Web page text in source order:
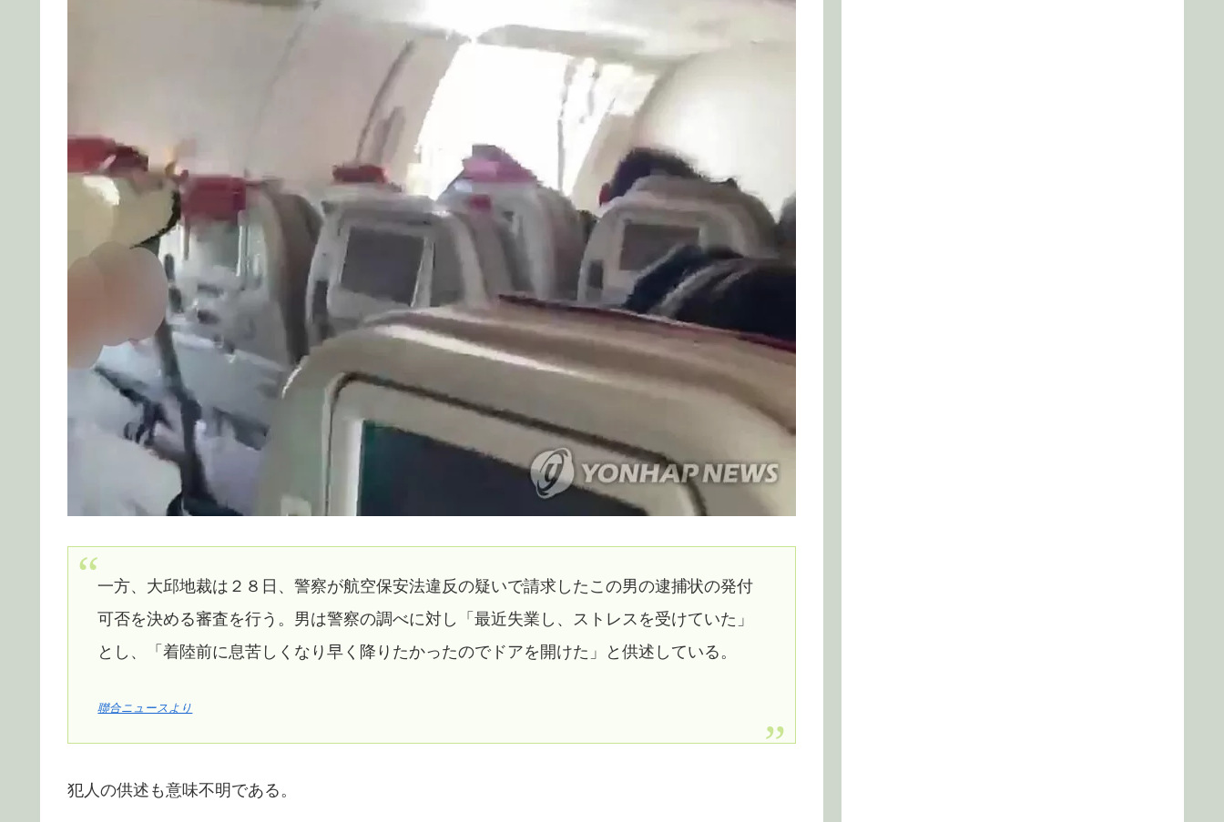
一方、大邱地裁は２８日、警察が航空保安法違反の疑いで請求したこの男の逮捕状の発付
可否を決める審査を行う。男は警察の調べに対し「最近失業し、ストレスを受けていた」
とし、「着陸前に息苦しくなり早く降りたかったのでドアを開けた」と供述している。
聯合ニュースより
犯人の供述も意味不明である。